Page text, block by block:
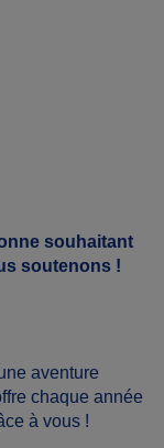
souhaitant
soutenons !
aventure
chaque année
à vous !